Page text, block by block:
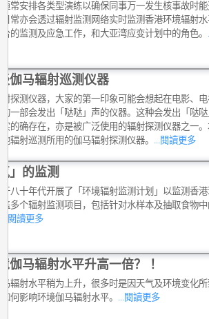
常安排各类型演练以确保同事万一发生核事故时
常亦会透过辐射监测网络实时监测香港环境辐射
的监测及应急工作，和大亚湾应变计划中的角色。
伽马辐射巡测仪器
探测仪器，大家的第一印象可能会想起在电影、
一部会发出「哒哒」声的仪器。这种会发出「哒
的确存在，亦是被广泛使用的辐射探测仪器之一
辐射巡测所用的伽马辐射探测仪器。
...閱讀更多
」的监测
八十年代开展了「环境辐射监测计划」以监测香港
多个辐射监测项目，包括针对水样本及抽取食物
...閱讀更多
伽马辐射水平升高一倍？ ！
辐射水平稍为上升，很多时是因天气及环境变化
何影响环境伽马辐射水平。 ...閱讀更多